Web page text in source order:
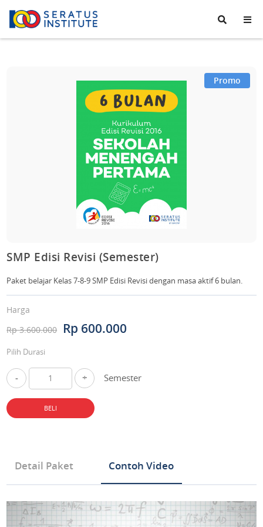
Seratus
Institute
Promo
SMP Edisi Revisi (Semester)
Paket belajar Kelas 7-8-9 SMP Edisi Revisi dengan masa aktif 6 bulan.
Harga
Rp 3.600.000
Rp 600.000
Pilih Durasi
- + Semester
BELI
Detail Paket Contoh Video
Tipe Produk Mata Pelajaran